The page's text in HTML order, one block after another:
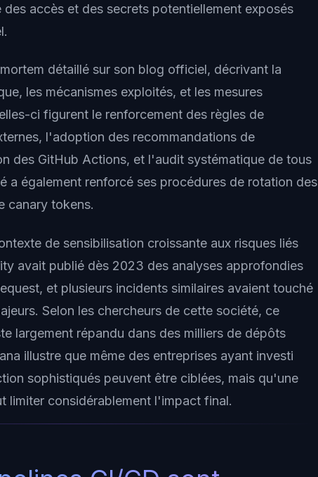
accès et des secrets potentiellement exposés
détaillé sur son blog officiel, décrivant la
les mécanismes exploités, et les mesures
ci figurent le renforcement des règles de
l'adoption des recommandations de
des GitHub Actions, et l'audit systématique de tous
a également renforcé ses procédures de rotation des
canary tokens.
de sensibilisation croissante aux risques liés
avait publié dès 2023 des analyses approfondies
et plusieurs incidents similaires avaient touché
Selon les chercheurs de cette société, ce
largement répandu dans des milliers de dépôts
illustre que même des entreprises ayant investi
sophistiqués peuvent être ciblées, mais qu'une
limiter considérablement l'impact final.